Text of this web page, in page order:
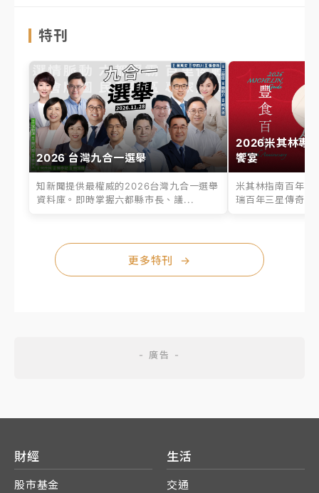
特刊
2026 台灣九合一選舉
知新聞提供最權威的2026台灣九合一選舉
資料庫。即時掌握六都縣市長、議...
2026米其林專
饗宴
米其林指南百年之
瑞百年三星傳奇、
更多特刊 →
財經
股市基金
生活
交通